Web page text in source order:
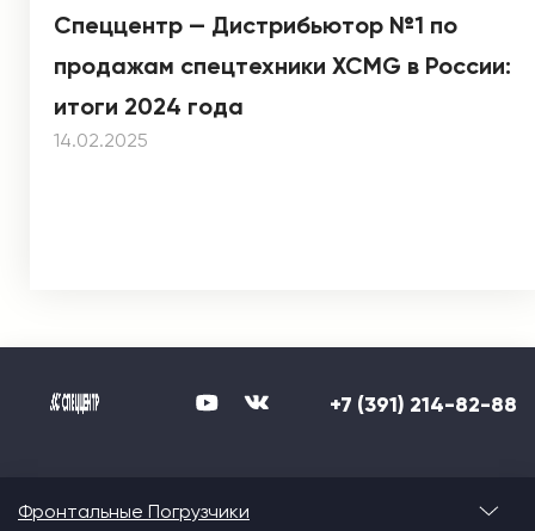
Спеццентр — Дистрибьютор №1 по
продажам спецтехники XCMG в России:
итоги 2024 года
14.02.2025
+7 (391) 214-82-88
Фронтальные Погрузчики